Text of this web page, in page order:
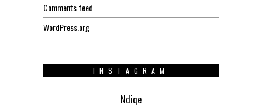
Comments feed
WordPress.org
INSTAGRAM
Ndiqe